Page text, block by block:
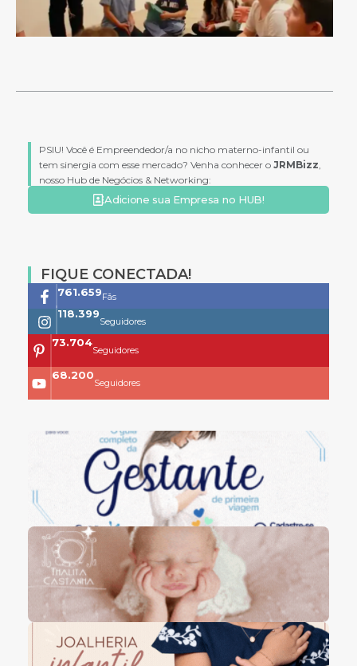
PSIU! Você é Empreendedor/a no nicho materno-infantil ou
tem sinergia com esse mercado? Venha conhecer o JRMBizz
nosso Hub de Negócios & Networking:
Adicione sua Empresa no HUB!
FIQUE CONECTADA!
761.659Fãs
118.399
Seguidores
73.704
Seguidores
68.200
Seguidores